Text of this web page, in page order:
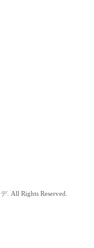
. All Rights Reserved.